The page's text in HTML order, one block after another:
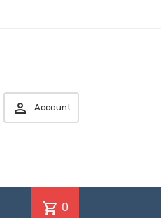
 Account
shopping_cart 0